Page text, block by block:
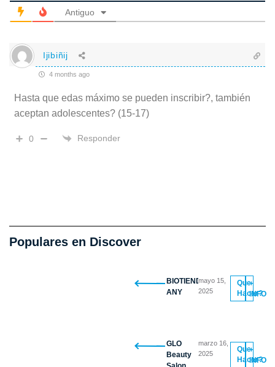
Antiguo
Ijibiñij
4 months ago
Hasta que edas máximo se pueden inscribir?, también
aceptan adolescentes? (15-17)
0 Responder
Populares en Discover
BIOTIENDA
ANY
mayo 15,
2025
Que
Hacer?
+
INFO
GLO
Beauty
marzo 16,
2025
Que
Hacer?
+
INFO